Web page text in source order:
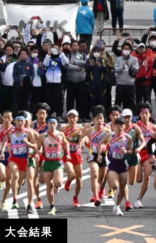
大会結果